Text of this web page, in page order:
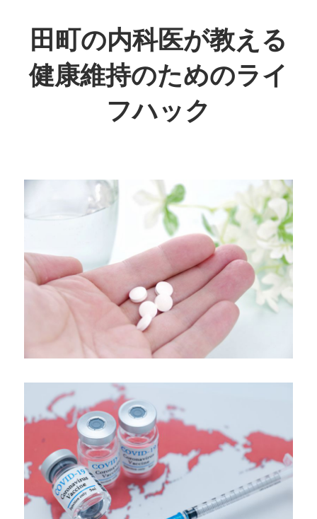
ン
テ
ン
ツ
田町の内科医が教える
健康維持のためのライ
フハック
生
で
り
入
康
法
学
び、
心
体